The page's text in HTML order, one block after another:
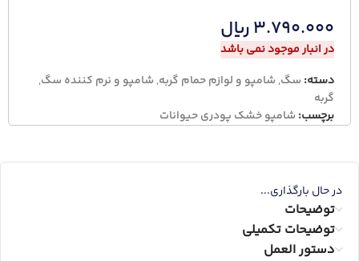
۳.۷۹۰.۰۰۰ریال
در انبار موجود نمی باشد
دسته: سگ, شامپو و لوازم حمام گربه, شامپو و نرم کننده سگ,
گربه
برچسب: شامپو خشک پودری حیوانات
در حال بارگذاری...
توضیحات
توضیحات تکمیلی
دستور العمل